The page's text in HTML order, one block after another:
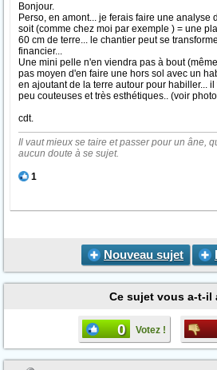
Bonjour.
Perso, en amont... je ferais faire une analyse
soit (comme chez moi par exemple ) = une
60 cm de terre... le chantier peut se
financier...
Une mini pelle n'en viendra pas à bout
pas moyen d'en faire une hors sol avec un
en ajoutant de la terre autour pour habiller...
peu couteuses et très esthétiques.. (voir
cdt.
Il vaut mieux se taire et passer pour un âne,
aucun doute à se sujet.
1
Nouveau sujet
Ce sujet vous a-t-il
0 Votez !